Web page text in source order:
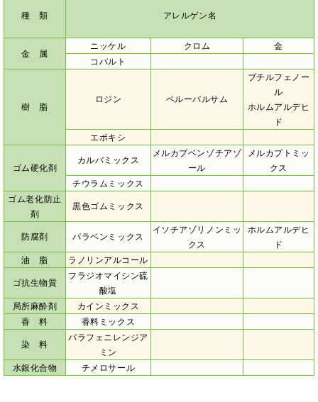
種 類 アレルゲン名
金 属
ニッケル クロム
金
コバルト
樹 脂
ロジン ペルーバルサム
ブチルフェノー
ル
ホルムアルデヒ
ド
エポキシ
ゴム硬化剤
カルバミックス
メルカプベンゾチアゾ
ール
メルカプトミッ
クス
チウラムミックス
ゴム老化防止
剤
黒色ゴムミックス
防腐剤 パラベンミックス
イソチアゾリノンミッ
クス
ホルムアルデヒ
ド
油 脂
ラノリンアルコール
ゴ抗生物質
フラジオマイシン硫
酸塩
局所麻酔剤
カインミックス
香 料
香料ミックス
染 料
パラフェニレンジア
ミン
水銀化合物
チメロサール